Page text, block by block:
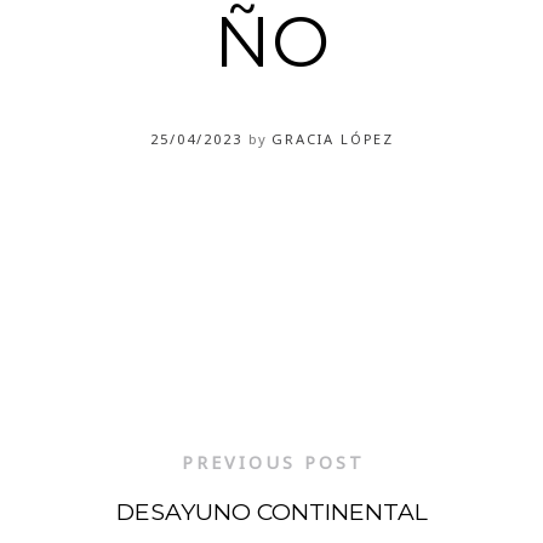
ÑO
25/04/2023 by GRACIA LÓPEZ
PREVIOUS POST
DESAYUNO CONTINENTAL